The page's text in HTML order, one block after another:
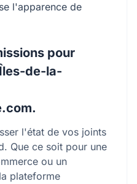
l'apparence de
pour
de-la-
l'état de vos joints
Que ce soit pour une
ou un
plateforme